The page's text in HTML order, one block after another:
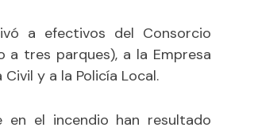
a efectivos del Consorcio
a tres parques), a la Empresa
y a la Policía Local.
en el incendio han resultado